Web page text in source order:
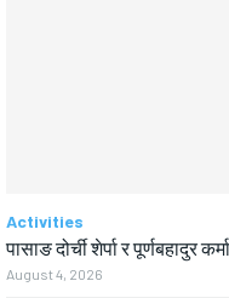
Activities
पासाङ दोर्ची शेर्पा र पूर्णबहादुर
August 4, 2026